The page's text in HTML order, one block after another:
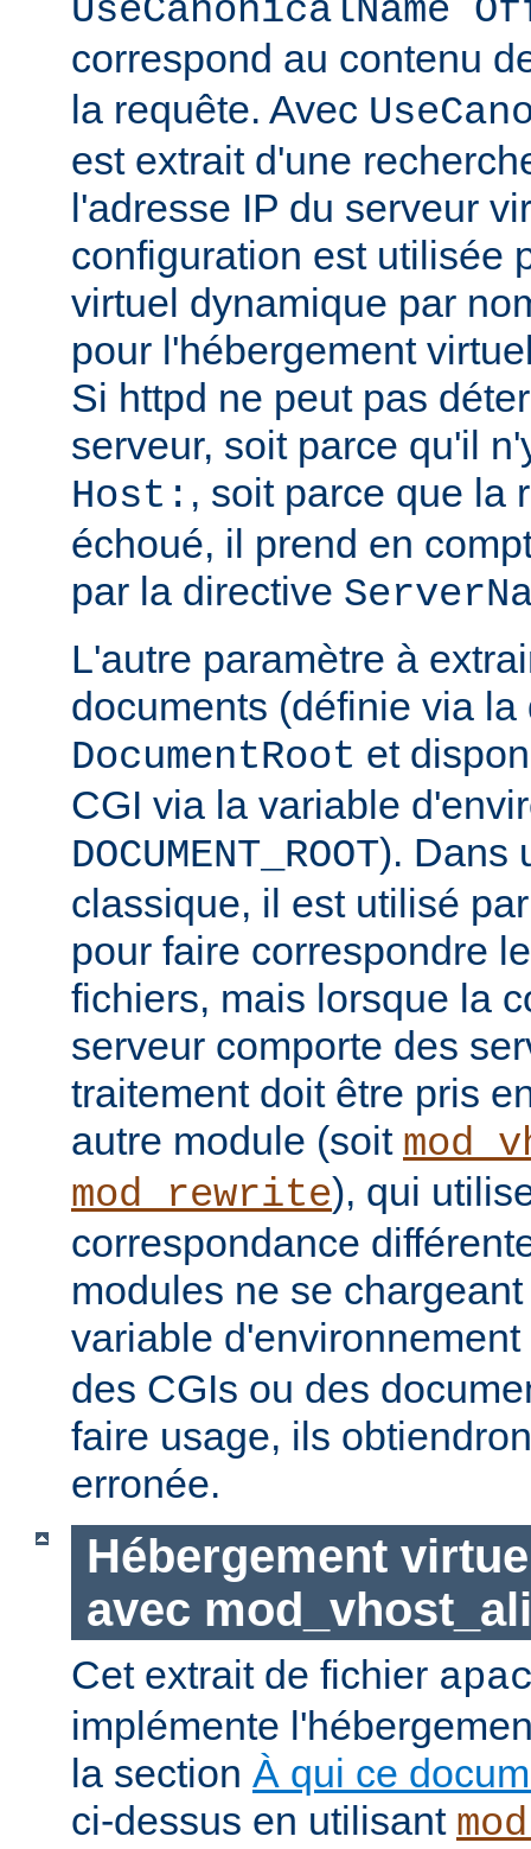
UseCanonicalName
correspond au contenu
la requête. Avec
est extrait d'une
l'adresse IP du serveur
configuration est utilisée
virtuel dynamique par
pour l'hébergement
Si httpd ne peut pas
serveur, soit parce qu'il
Host: , soit parce que la
échoué, il prend en
par la directive
L'autre paramètre à
documents (définie via la
DocumentRoot et
CGI via la variable
DOCUMENT_ROOT). Dans
classique, il est utilisé
pour faire correspondre
fichiers, mais lorsque la
serveur comporte des
traitement doit être pris
autre module (soit
mod_rewrite), qui
correspondance
modules ne se
variable d'environnement
des CGIs ou des
faire usage, ils
erronée.
Hébergement
avec
Cet extrait de fichier
implémente
la section À qui ce
ci-dessus en utilisant